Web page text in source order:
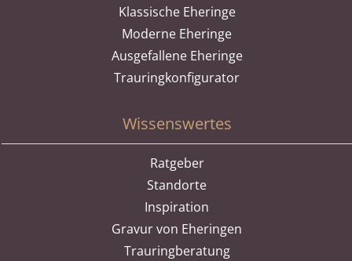
Klassische Eheringe
Moderne Eheringe
Ausgefallene Eheringe
Trauringkonfigurator
Wissenswertes
Ratgeber
Standorte
Inspiration
Gravur von Eheringen
Trauringberatung